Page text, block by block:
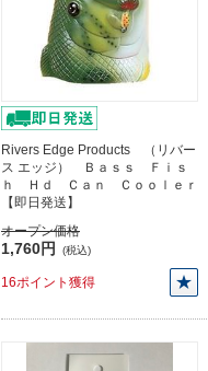
Rivers Edge Products （リバー
ス エッジ） Ｂａｓｓ Ｆｉｓ
ｈ Ｈｄ Ｃａｎ Ｃｏｏｌｅｒ
【即日発送】
オープン価格
1,760円 (税込)
16ポイント獲得